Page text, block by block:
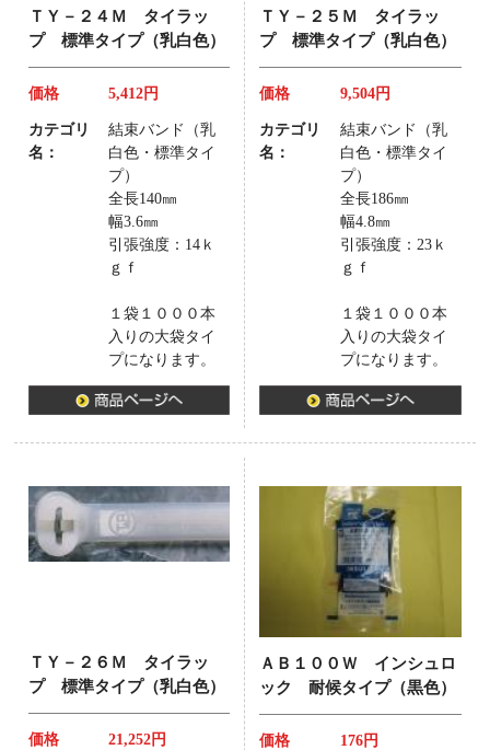
ＴＹ－２４Ｍ タイラッ
プ 標準タイプ（乳白色）
価格 5,412円
カテゴリ
名：
結束バンド（乳
白色・標準タイ
プ）
全長140㎜
幅3.6㎜
引張強度：14ｋ
ｇｆ
１袋１０００本
入りの大袋タイ
プになります。
ＴＹ－２５Ｍ タイラッ
プ 標準タイプ（乳白色）
価格 9,504円
カテゴリ
名：
結束バンド（乳
白色・標準タイ
プ）
全長186㎜
幅4.8㎜
引張強度：23ｋ
ｇｆ
１袋１０００本
入りの大袋タイ
プになります。
ＴＹ－２６Ｍ タイラッ
プ 標準タイプ（乳白色）
価格 21,252円
ＡＢ１００Ｗ インシュロ
ック 耐候タイプ（黒色）
価格 176円